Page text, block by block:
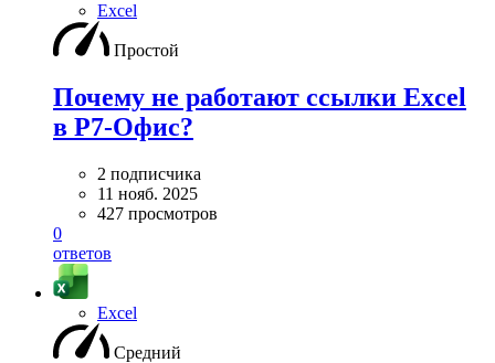
Excel
Простой
Почему не работают ссылки Excel
в Р7-Офис?
2 подписчика
11 нояб. 2025
427 просмотров
0
ответов
Excel
Средний